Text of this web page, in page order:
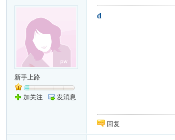
新手上路
加关注 发消息
d
回复